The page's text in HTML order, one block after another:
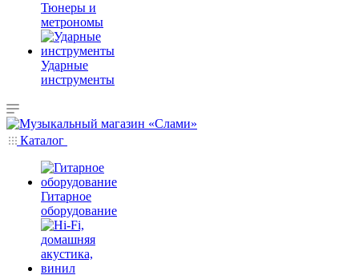
Тюнеры и
метрономы
Ударные
инструменты
Каталог
Гитарное
оборудование